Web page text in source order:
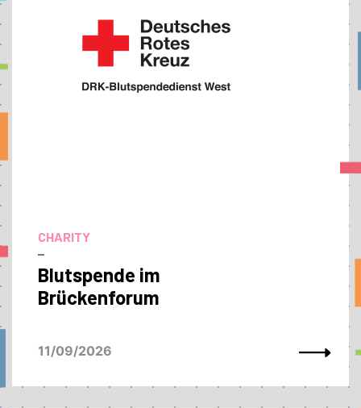
CHARITY
–
Blutspende im
Brückenforum
11/09/2026